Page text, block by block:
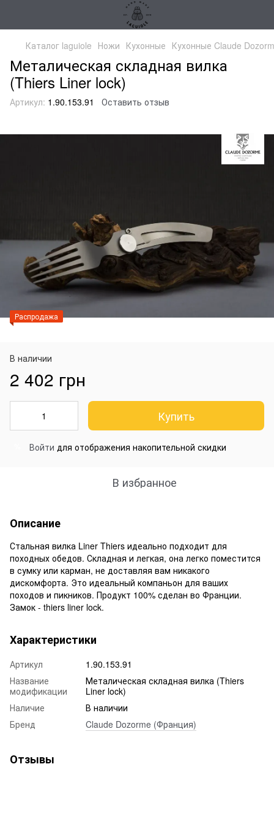
Каталог laguiole Ножи Кухонные Кухонные Claude
Металическая складная вилка
(Thiers Liner lock)
Артикул: 1.90.153.91 Оставить отзыв
Распродажа
В наличии
2 402 грн
Купить
Войти для отображения накопительной скидки
В избранное
Описание
Стальная вилка Liner Thiers идеально подходит для
походных обедов. Складная и легкая, она легко поместится
в сумку или карман, не доставляя вам никакого
дискомфорта. Это идеальный компаньон для ваших
походов и пикников. Продукт 100% сделан во Франции.
Замок - thiers liner lock.
Характеристики
Артикул
1.90.153.91
Название
модификации
Металическая складная вилка (Thiers
Liner lock)
Наличие
В наличии
Бренд
Claude Dozorme (Франция)
Отзывы